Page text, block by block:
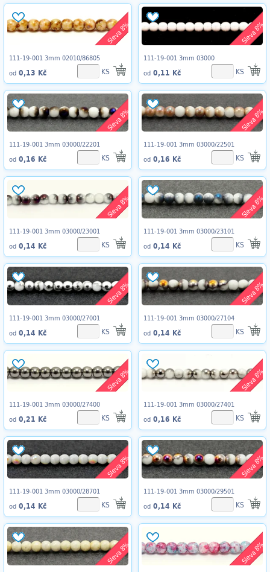
Sleva 8%
111-19-001 3mm 02010/86805
od 0,13 Kč KS
Sleva 8%
111-19-001 3mm 03000
od 0,11 Kč KS
Sleva 8%
111-19-001 3mm 03000/22201
od 0,16 Kč KS
Sleva 8%
111-19-001 3mm 03000/22501
od 0,16 Kč KS
Sleva 8%
111-19-001 3mm 03000/23001
od 0,14 Kč KS
Sleva 8%
111-19-001 3mm 03000/23101
od 0,14 Kč KS
Sleva 8%
111-19-001 3mm 03000/27001
od 0,14 Kč KS
Sleva 8%
111-19-001 3mm 03000/27104
od 0,14 Kč KS
Sleva 8%
111-19-001 3mm 03000/27400
od 0,21 Kč KS
Sleva 8%
111-19-001 3mm 03000/27401
od 0,16 Kč KS
Sleva 8%
111-19-001 3mm 03000/28701
od 0,14 Kč KS
Sleva 8%
111-19-001 3mm 03000/29501
od 0,14 Kč KS
Sleva 8% Sleva 8%